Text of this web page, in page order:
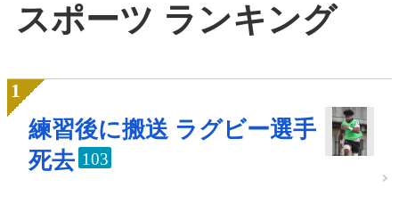
スポーツ ランキング
練習後に搬送 ラグビー選手
死去 103